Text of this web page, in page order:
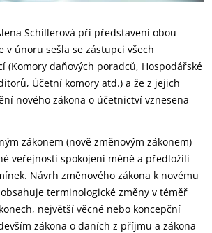
Schillerová při představení obou
v únoru sešla se zástupci všech
(Komory daňových poradců, Hospodářské
Účetní komory atd.) a že z jejich
nového zákona o účetnictví vznesena
zákonem (nově změnovým zákonem)
veřejnosti spokojeni méně a předložili
Návrh změnového zákona k novému
terminologické změny v téměř
největší věcné nebo koncepční
zákona o daních z příjmu a zákona